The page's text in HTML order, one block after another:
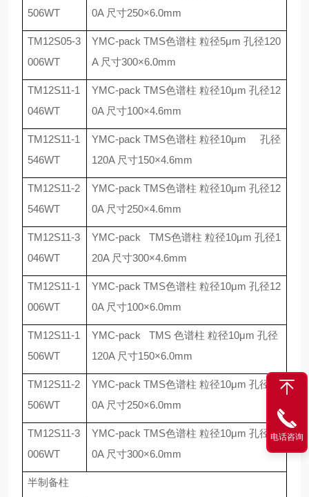
506WT
0A 尺寸250×6.0mm
TM12S05-3
006WT
YMC-pack TMS色谱柱 粒径5μm 孔径120
A 尺寸300×6.0mm
TM12S11-1
046WT
YMC-pack TMS色谱柱 粒径10μm 孔径12
0A 尺寸100×4.6mm
TM12S11-1
546WT
YMC-pack TMS色谱柱 粒径10μm
孔径
120A 尺寸150×4.6mm
TM12S11-2
546WT
YMC-pack TMS色谱柱 粒径10μm 孔径12
0A 尺寸250×4.6mm
TM12S11-3
046WT
YMC-pack TMS色谱柱 粒径10μm 孔径1
20A 尺寸300×4.6mm
TM12S11-1
006WT
YMC-pack TMS色谱柱 粒径10μm 孔径12
0A 尺寸100×6.0mm
TM12S11-1
506WT
YMC-pack TMS 色谱柱 粒径10μm 孔径
120A 尺寸150×6.0mm
TM12S11-2
506WT
YMC-pack TMS色谱柱 粒径10μm 孔径
12
0A 尺寸250×6.0mm
TM12S11-3
006WT
YMC-pack TMS色谱柱 粒径10μm 孔径 12
0A 尺寸300×6.0mm
半制备柱
电话咨询